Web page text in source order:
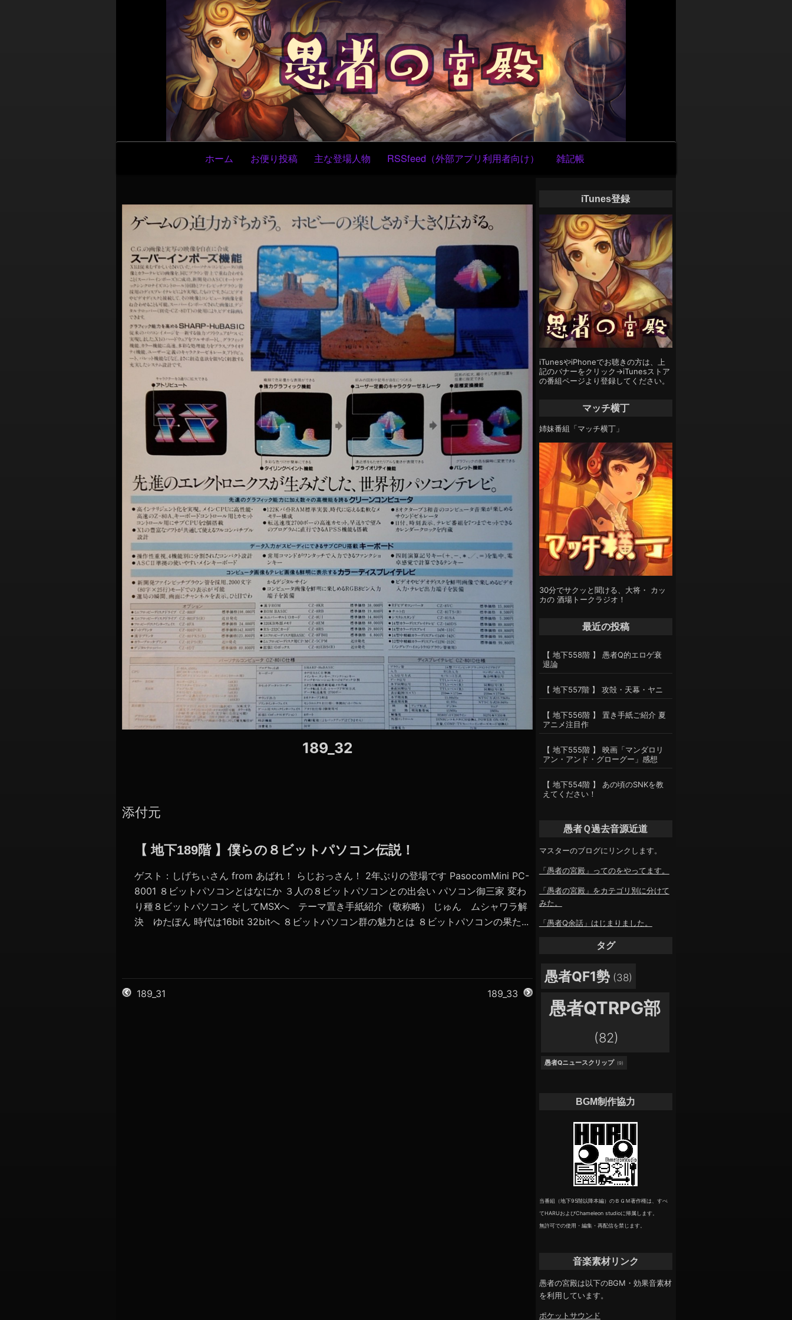
ン
テ
ン
ツ
へ
ス
キ
ッ
プ
ナ
ビ
シ
ョ
ン
ホーム お便り投稿 主な登場人物 RSSfeed（外部アプリ利用者向け） 雑記帳
189_32
添付元
【 地下189階 】僕らの８ビットパソコン伝説！
ゲスト：しげちぃさん from あばれ！ らじおっさん！ 2年ぶりの登場です PasocomMini PC-
8001 ８ビットパソコンとはなにか ３人の８ビットパソコンとの出会い パソコン御三家 変わ
り種８ビットパソコン そしてMSXへ テーマ置き手紙紹介（敬称略） じゅん ムシャワラ解
決 ゆたぽん 時代は16bit 32bitへ ８ビットパソコン群の魅力とは ８ビットパソコンの果た...
189_31 189_33
iTunes登録
iTunesやiPhoneでお聴きの方は、上
記のバナーをクリック→iTunesストア
の番組ページより登録してください。
マッチ横丁
姉妹番組「マッチ横丁」
30分でサクッと聞ける、大将・ カッ
カの 酒場トークラジオ！
最近の投稿
【 地下558階 】 愚者Q的エロゲ衰
退論
【 地下557階 】 攻殻・天幕・ヤニ
【 地下556階 】 置き手紙ご紹介 夏
アニメ注目作
【 地下555階 】 映画「マンダロリ
アン・アンド・グローグー」感想
【 地下554階 】 あの頃のSNKを教
えてください！
愚者Ｑ過去音源近道
マスターのブログにリンクします。
「愚者の宮殿」ってのをやってます。
「愚者の宮殿」をカテゴリ別に分けて
みた。
「愚者Q余話」はじまりました。
タグ
愚者QF1勢 (38)
愚者QTRPG部
(82)
愚者Qニュースクリップ (9)
BGM制作協力
当番組（地下95階以降本編）のＢＧＭ著作権は、すべ
てHARUおよびChameleon studioに帰属します。
無許可での使用・編集・再配信を禁じます。
音楽素材リンク
愚者の宮殿は以下のBGM・効果音素材
を利用しています。
ポケットサウンド